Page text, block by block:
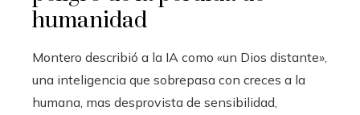
humanidad
Montero describió a la IA como «un Dios distante»,
una inteligencia que sobrepasa con creces a la
humana, mas desprovista de sensibilidad,